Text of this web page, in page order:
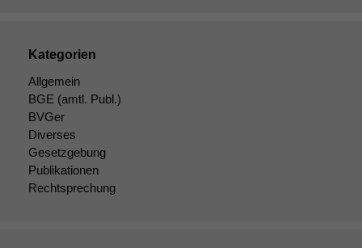
Kategorien
Allgemein
BGE (amtl. Publ.)
BVGer
Diverses
Gesetzgebung
Publikationen
Rechtsprechung